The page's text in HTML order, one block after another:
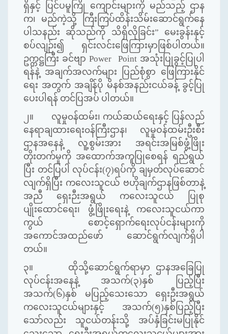
ရှိနှင့် ပြင်ပမူကြို ကျောင်းများကို မည်သည့် ဌာန
က၊ မည်ကဲ့သို့ ကြီးကြပ်ထိန်းသိမ်းဆောင်ရွက်နေ
ပါသနည်း ဆိုသည်ကို သိရှိလိုခြင်း” မေးခွန်းနှင့်
စပ်လျဉ်း၍ ရှင်းလင်းဖြေကြားမှာဖြစ်ပါတယ်။
ဥက္ကဋ္ဌကြီး ခင်ဗျာ Power Point အသုံးပြုခွင့်ပြုပါ
ရန်နဲ့ အချက်အလက်များ ပြည်စုံစွာ ဖြေကြားနိုင်
ရေး အတွက် အချိန်ပို မိနစ်အနည်းငယ်ခန့် ခွင့်ပြု
ပေးပါရန် တင်ပြအပ် ပါတယ်။
၂။ လူမှု၀န်ထမ်း၊ ကယ်ဆယ်ရေးနှင့် ပြန်လည်
နေရာချထားရေး၀န်ကြီးဌာန၊ လူမှုဝန်ထမ်းဦးစီး
ဌာနအနေနဲ့ လူ့စွမ်းအား အရင်းအမြစ်ဖွံ့ဖြိုး
တိုးတက်မှုကို အထောက်အကူပြုစေရန် ရည်ရွယ်
ပြီး တင်ပြပါ လုပ်ငန်း(၇)ရပ်ကို ချမှတ်လုပ်ဆောင်
လျက်ရှိပြီး ကလေးသူငယ် ဗဟိုချက်ဌာနဖြစ်တာနဲ့
အညီ ရှေးဉီးအရွယ် ကလေးသူငယ် ပြုစု
ပျိုးထောင်‌ရေး၊ ဖွံ့ဖြိုးရေးနဲ့ ကလေးသူငယ်ကာ
ကွယ် စောင့်ရှောက်ရေးလုပ်ငန်းများကို
အကောင်အထည်ဖော် ဆောင်ရွက်လျက်ရှိပါ
တယ်။
၃။ ထိုသို့ဆောင်ရွက်ရာမှာ ဌာနအခြေပြု
လုပ်ငန်းအနေနဲ့ အသက်(၃)နှစ် ပြည့်ပြီး
အသက်(၆)နှစ် မပြည့်သေးသော ရှေးဦးအရွယ်
ကလေးသူငယ်များနှင့် အသက်(၅)နှစ်ပြည့်ပြီး
သော်လည်း သူငယ်တန်းသို့ အပ်နှံခြင်းမပြုနိုင်